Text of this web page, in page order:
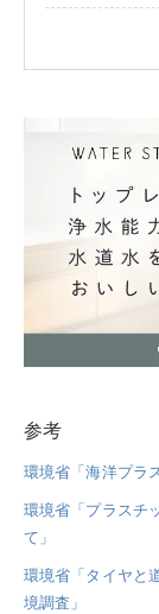
参考
環境省「海洋プラ
環境省「プラスチ
て」
環境省「タイヤと
境調査」